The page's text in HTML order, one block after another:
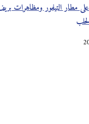
مطار التيفور ومظاهرات بريف